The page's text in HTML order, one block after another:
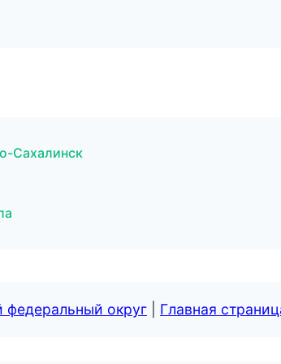
Сахалинск
федеральный округ Главная